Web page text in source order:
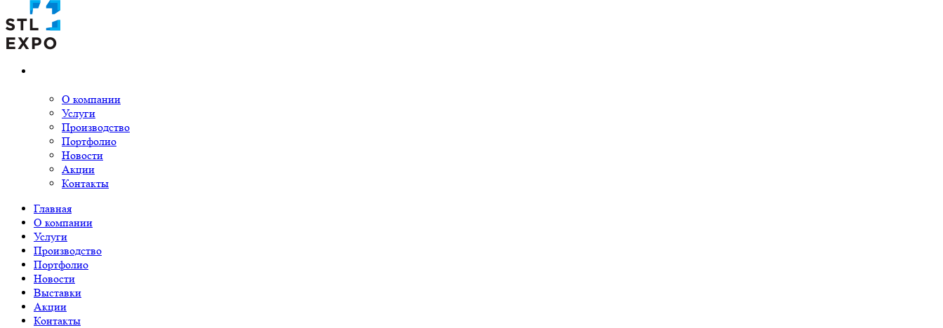
О компании
Услуги
Производство
Портфолио
Новости
Акции
Контакты
Главная
О компании
Услуги
Производство
Портфолио
Новости
Выставки
Акции
Контакты